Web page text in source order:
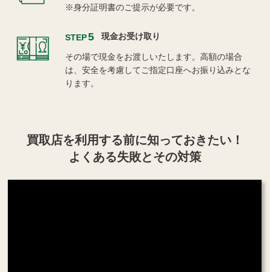
※身分証明書のご提示が必要です。
STEP5 現金お受け取り
その場で現金をお渡しいたします。高額の場合
は、安全を考慮してご指定口座へお振り込みとな
ります。
買取店を利用する前に知っておきたい！
よくある失敗とその対策